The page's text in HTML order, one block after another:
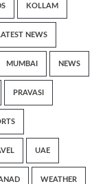
KOLLAM
NEWS
MUMBAI NEWS
PRAVASI
UAE
WEATHER